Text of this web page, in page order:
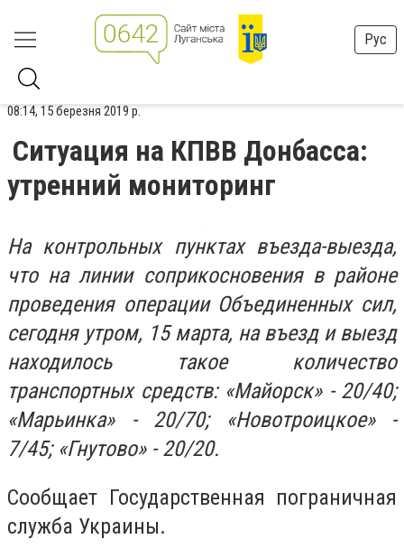
Рус
08:14, 15 березня 2019 р.
Ситуация на КПВВ Донбасса:
утренний мониторинг
На контрольных пунктах въезда-выезда,
что на линии соприкосновения в районе
проведения операции Объединенных сил,
сегодня утром, 15 марта, на въезд и выезд
находилось такое количество
транспортных средств: «Майорск» - 20/40;
«Марьинка» - 20/70; «Новотроицкое» -
7/45; «Гнутово» - 20/20.
Сообщает Государственная пограничная
служба Украины.